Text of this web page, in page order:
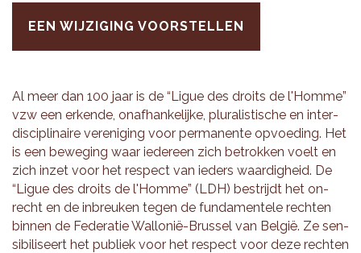
EEN WIJZIGING VOORSTELLEN
Al meer dan 100 jaar is de “Ligue des droits de l'Homme”
vzw een er­ken­de, on­af­han­ke­lij­ke, plu­ra­lis­ti­sche en in­ter­
dis­ci­pli­nai­re ver­e­ni­ging voor per­ma­nen­te op­voe­ding. Het
is een be­we­ging waar ie­der­een zich be­trok­ken voelt en
zich inzet voor het res­pect van ie­ders waar­dig­heid. De
“Ligue des droits de l'Homme” (LDH) be­strijdt het on­
recht en de in­breu­ken tegen de fun­da­men­te­le rech­ten
bin­nen de Fe­de­ra­tie Wal­lo­nië-Brus­sel van België. Ze sen­
si­bi­li­seert het pu­bliek voor het res­pect voor deze rech­ten